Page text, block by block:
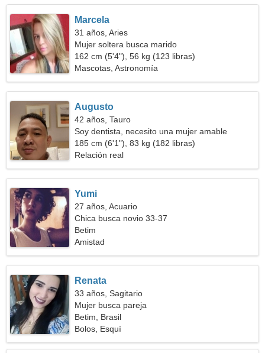
Marcela
31 años, Aries
Mujer soltera busca marido
162 cm (5'4"), 56 kg (123 libras)
Mascotas, Astronomía
Augusto
42 años, Tauro
Soy dentista, necesito una mujer amable
185 cm (6'1"), 83 kg (182 libras)
Relación real
Yumi
27 años, Acuario
Chica busca novio 33-37
Betim
Amistad
Renata
33 años, Sagitario
Mujer busca pareja
Betim, Brasil
Bolos, Esquí